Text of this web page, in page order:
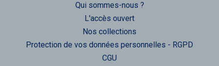
Qui sommes-nous ?
L'accès ouvert
Nos collections
Protection de vos données personnelles - RGPD
CGU